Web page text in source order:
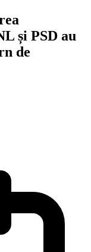
și PSD au
de